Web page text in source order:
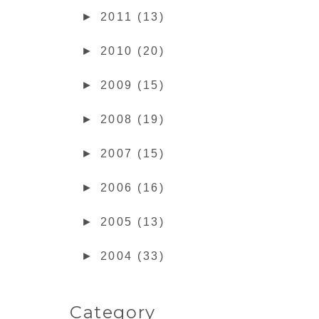
► 2011 (13)
► 2010 (20)
► 2009 (15)
► 2008 (19)
► 2007 (15)
► 2006 (16)
► 2005 (13)
► 2004 (33)
Category